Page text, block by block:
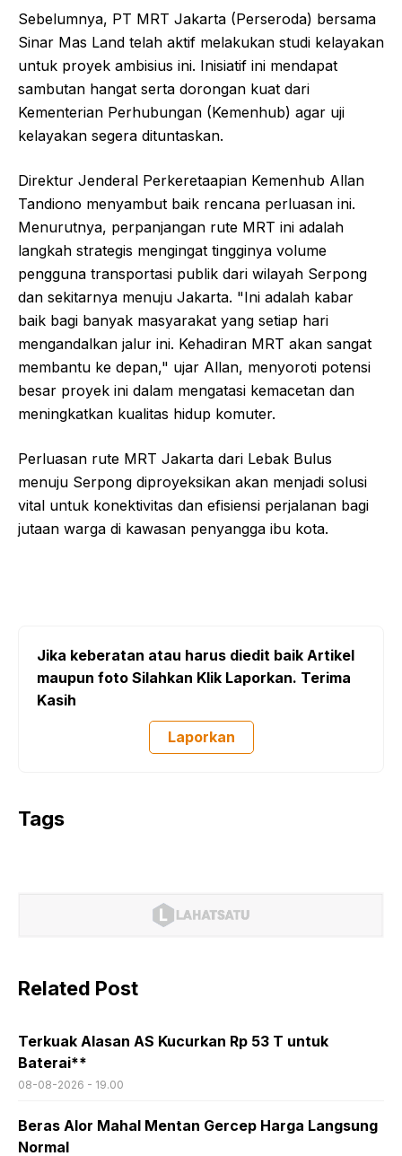
Sebelumnya, PT MRT Jakarta (Perseroda) bersama
Sinar Mas Land telah aktif melakukan studi kelayakan
untuk proyek ambisius ini. Inisiatif ini mendapat
sambutan hangat serta dorongan kuat dari
Kementerian Perhubungan (Kemenhub) agar uji
kelayakan segera dituntaskan.
Direktur Jenderal Perkeretaapian Kemenhub Allan
Tandiono menyambut baik rencana perluasan ini.
Menurutnya, perpanjangan rute MRT ini adalah
langkah strategis mengingat tingginya volume
pengguna transportasi publik dari wilayah Serpong
dan sekitarnya menuju Jakarta. "Ini adalah kabar
baik bagi banyak masyarakat yang setiap hari
mengandalkan jalur ini. Kehadiran MRT akan sangat
membantu ke depan," ujar Allan, menyoroti potensi
besar proyek ini dalam mengatasi kemacetan dan
meningkatkan kualitas hidup komuter.
Perluasan rute MRT Jakarta dari Lebak Bulus
menuju Serpong diproyeksikan akan menjadi solusi
vital untuk konektivitas dan efisiensi perjalanan bagi
jutaan warga di kawasan penyangga ibu kota.
Jika keberatan atau harus diedit baik Artikel
maupun foto Silahkan Klik Laporkan. Terima
Kasih
Laporkan
Tags
Related Post
Terkuak Alasan AS Kucurkan Rp 53 T untuk
Baterai**
08-08-2026 - 19.00
Beras Alor Mahal Mentan Gercep Harga Langsung
Normal